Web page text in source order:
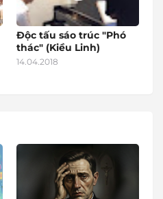
Độc tấu sáo trúc "Phó
thác" (Kiều Linh)
14.04.2018